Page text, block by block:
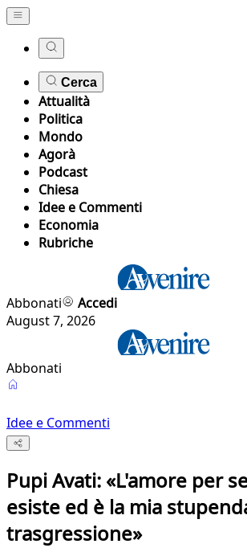
Cerca
Attualità
Politica
Mondo
Agorà
Podcast
Chiesa
Idee e Commenti
Economia
Rubriche
Abbonati
Accedi
August 7, 2026
Abbonati
Idee e Commenti
Pupi Avati: «L'amore per
esiste ed è la mia
trasgressione»